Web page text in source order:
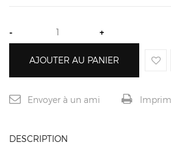
- +
AJOUTER AU PANIER
Envoyer à un ami
DESCRIPTION